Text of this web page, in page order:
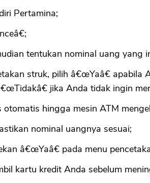
Pertamina;
tentukan nominal uang yang
struk, pilih â€œYaâ€ apabila
jika Anda tidak ingin
hingga mesin ATM
nominal uangnya sesuai;
â€œYaâ€ pada menu
kartu kredit Anda sebelum